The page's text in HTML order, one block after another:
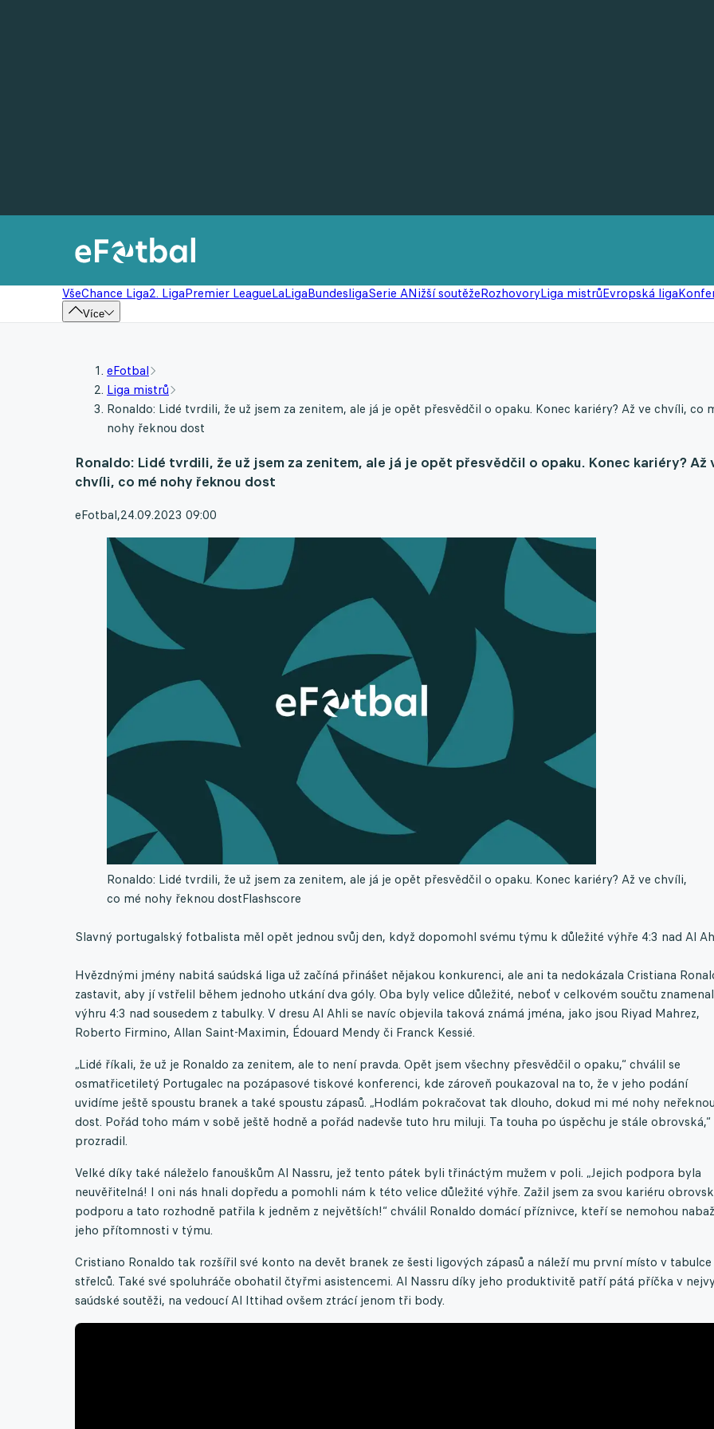
VšeChance Liga2. LigaPremier LeagueLaLigaBundesligaSerie ANižší soutěžeRozhovoryLiga mistrůEvropská liga
Více
eFotbal
Liga mistrů
Ronaldo: Lidé tvrdili, že už jsem za zenitem, ale já je opět přesvědčil o opaku. Konec kariéry? Až ve chvíli, co
nohy řeknou dost
Ronaldo: Lidé tvrdili, že už jsem za zenitem, ale já je opět přesvědčil o opaku. Konec kariéry? Až
chvíli, co mé nohy řeknou dost
eFotbal,24.09.2023 09:00
Ronaldo: Lidé tvrdili, že už jsem za zenitem, ale já je opět přesvědčil o opaku. Konec kariéry? Až ve chvíli,
co mé nohy řeknou dostFlashscore
Slavný portugalský fotbalista měl opět jednou svůj den, když dopomohl svému týmu k důležité výhře 4:3 nad Al
Hvězdnými jmény nabitá saúdská liga už začíná přinášet nějakou konkurenci, ale ani ta nedokázala Cristiana
zastavit, aby jí vstřelil během jednoho utkání dva góly. Oba byly velice důležité, neboť v celkovém součtu
výhru 4:3 nad sousedem z tabulky. V dresu Al Ahli se navíc objevila taková známá jména, jako jsou Riyad Mahrez,
Roberto Firmino, Allan Saint-Maximin, Édouard Mendy či Franck Kessié.
„Lidé říkali, že už je Ronaldo za zenitem, ale to není pravda. Opět jsem všechny přesvědčil o opaku,“ chválil se
osmatřicetiletý Portugalec na pozápasové tiskové konferenci, kde zároveň poukazoval na to, že v jeho podání
uvidíme ještě spoustu branek a také spoustu zápasů. „Hodlám pokračovat tak dlouho, dokud mi mé nohy neřeknou
dost. Pořád toho mám v sobě ještě hodně a pořád nadevše tuto hru miluji. Ta touha po úspěchu je stále obrovská,“
prozradil.
Velké díky také náleželo fanouškům Al Nassru, jež tento pátek byli třináctým mužem v poli. „Jejich podpora byla
neuvěřitelná! I oni nás hnali dopředu a pomohli nám k této velice důležité výhře. Zažil jsem za svou kariéru
podporu a tato rozhodně patřila k jedněm z největších!“ chválil Ronaldo domácí příznivce, kteří se nemohou
jeho přítomnosti v týmu.
Cristiano Ronaldo tak rozšířil své konto na devět branek ze šesti ligových zápasů a náleží mu první místo v tabulce
střelců. Také své spoluhráče obohatil čtyřmi asistencemi. Al Nassru díky jeho produktivitě patří pátá příčka v
saúdské soutěži, na vedoucí Al Ittihad ovšem ztrácí jenom tři body.